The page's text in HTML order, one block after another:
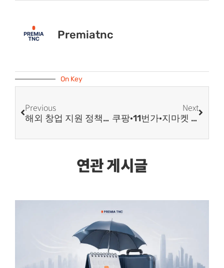
Premiatnc
On Key
Previous
해외 창업 지원 정책으로 프레미아 티엔씨와 글로벌 비즈니스 시작하기
Next
쿠팡·11번가·지마켓 글로벌 셀러가 홍콩 법인을 선택하는 이유
연관 게시글